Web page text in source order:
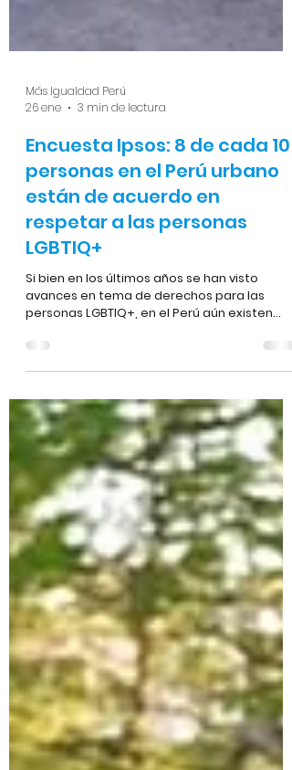
26 ene
3 min de lectura
Encuesta Ipsos: 8 de cada 10
personas en el Perú urbano
están de acuerdo en
respetar a las personas
LGBTIQ+
Si bien en los últimos años se han visto
personas LGBTIQ+, en el Perú aún existen
importantes desafíos a nivel legal y político.
ciudadana, persisten vacíos normativos y
resistencias que dificultan la
implementación de políticas públicas que
garanticen la igualdad y el reconocimiento
pleno de derechos.